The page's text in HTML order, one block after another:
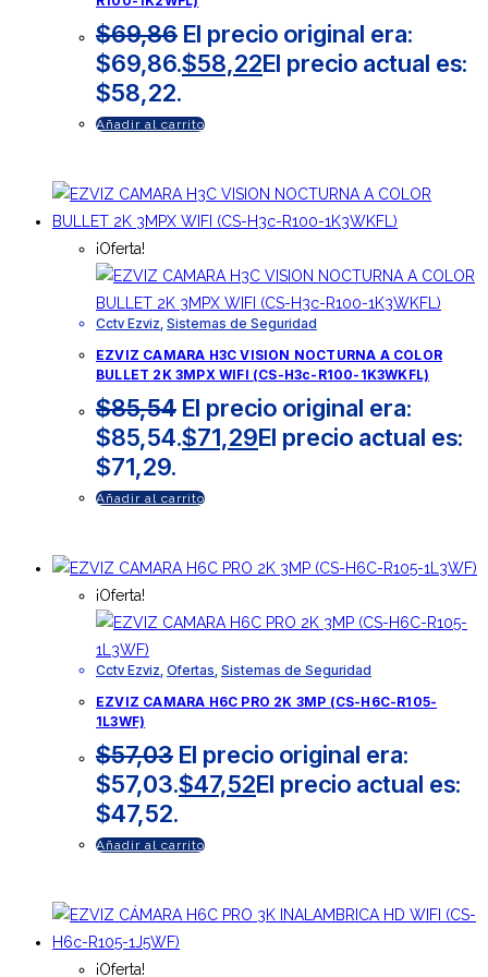
$69,86 El precio original era:
$69,86.$58,22El precio actual es:
$58,22.
Añadir al carrito
¡Oferta!
Cctv Ezviz Sistemas de Seguridad
EZVIZ CAMARA H3C VISION NOCTURNA A COLOR
BULLET 2K 3MPX WIFI (CS-H3c-R100-1K3WKFL)
$85,54 El precio original era:
$85,54.$71,29El precio actual es:
$71,29.
Añadir al carrito
¡Oferta!
Cctv Ezviz Ofertas Sistemas de Seguridad
EZVIZ CAMARA H6C PRO 2K 3MP (CS-H6C-R105-
1L3WF)
$57,03 El precio original era:
$57,03.$47,52El precio actual es:
$47,52.
Añadir al carrito
¡Oferta!